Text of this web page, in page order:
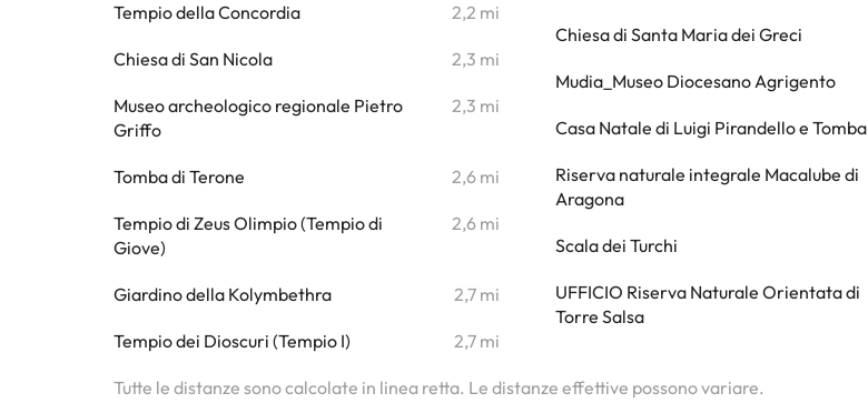
Tempio della Concordia 2,2 mi
Chiesa di San Nicola 2,3 mi
Museo archeologico regionale Pietro
Griffo
2,3 mi
Tomba di Terone 2,6 mi
Tempio di Zeus Olimpio (Tempio di
Giove)
2,6 mi
Giardino della Kolymbethra 2,7 mi
Tempio dei Dioscuri (Tempio I) 2,7 mi
Chiesa di Santa Maria dei Greci
Mudia_Museo Diocesano Agrigento
Casa Natale di Luigi Pirandello e Tomba
Riserva naturale integrale Macalube di
Aragona
Scala dei Turchi
UFFICIO Riserva Naturale Orientata di
Torre Salsa
Tutte le distanze sono calcolate in linea retta. Le distanze effettive possono variare.